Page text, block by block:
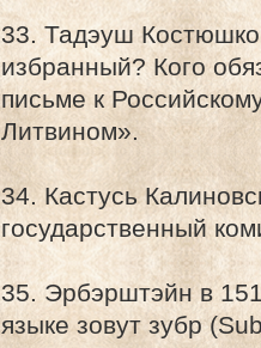
33. Тадэуш
избранный? Кого
письме к
Литвином».
34. Кастусь
государственный
35. Эрбэрштэйн в
языке зовут зубр